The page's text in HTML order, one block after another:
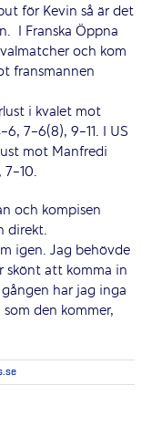
för Kevin så är det
I Franska Öppna
och kom
fransmannen
i kvalet mot
7-6(8), 9-11. I US
mot Manfredi
7-10.
och kompisen
direkt.
igen. Jag behövde
skönt att komma in
har jag inga
den kommer,